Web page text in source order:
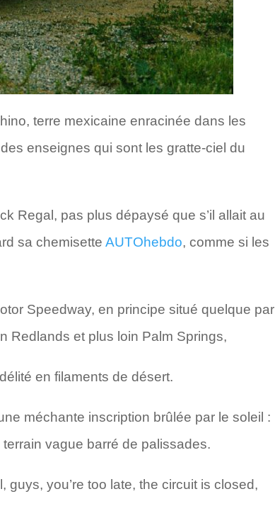
terre mexicaine enracinée dans les
enseignes qui sont les gratte-ciel du
Regal, pas plus dépaysé que s’il allait au
sa chemisette AUTOhebdo, comme si les
Speedway, en principe situé quelque par
Redlands et plus loin Palm Springs,
en filaments de désert.
méchante inscription brûlée par le soleil :
vague barré de palissades.
you’re too late, the circuit is closed,